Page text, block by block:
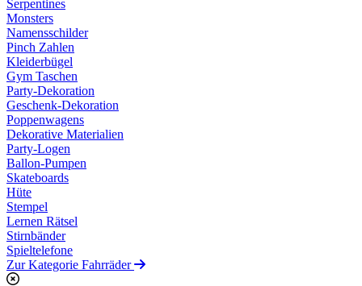
Serpentines
Monsters
Namensschilder
Pinch Zahlen
Kleiderbügel
Gym Taschen
Party-Dekoration
Geschenk-Dekoration
Poppenwagens
Dekorative Materialien
Party-Logen
Ballon-Pumpen
Skateboards
Hüte
Stempel
Lernen Rätsel
Stirnbänder
Spieltelefone
Zur Kategorie Fahrräder